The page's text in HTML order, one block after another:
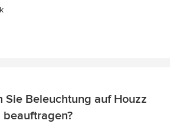
Sie Beleuchtung auf Houzz
beauftragen?